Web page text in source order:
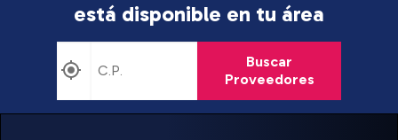
está disponible en tu área
Buscar
Proveedores